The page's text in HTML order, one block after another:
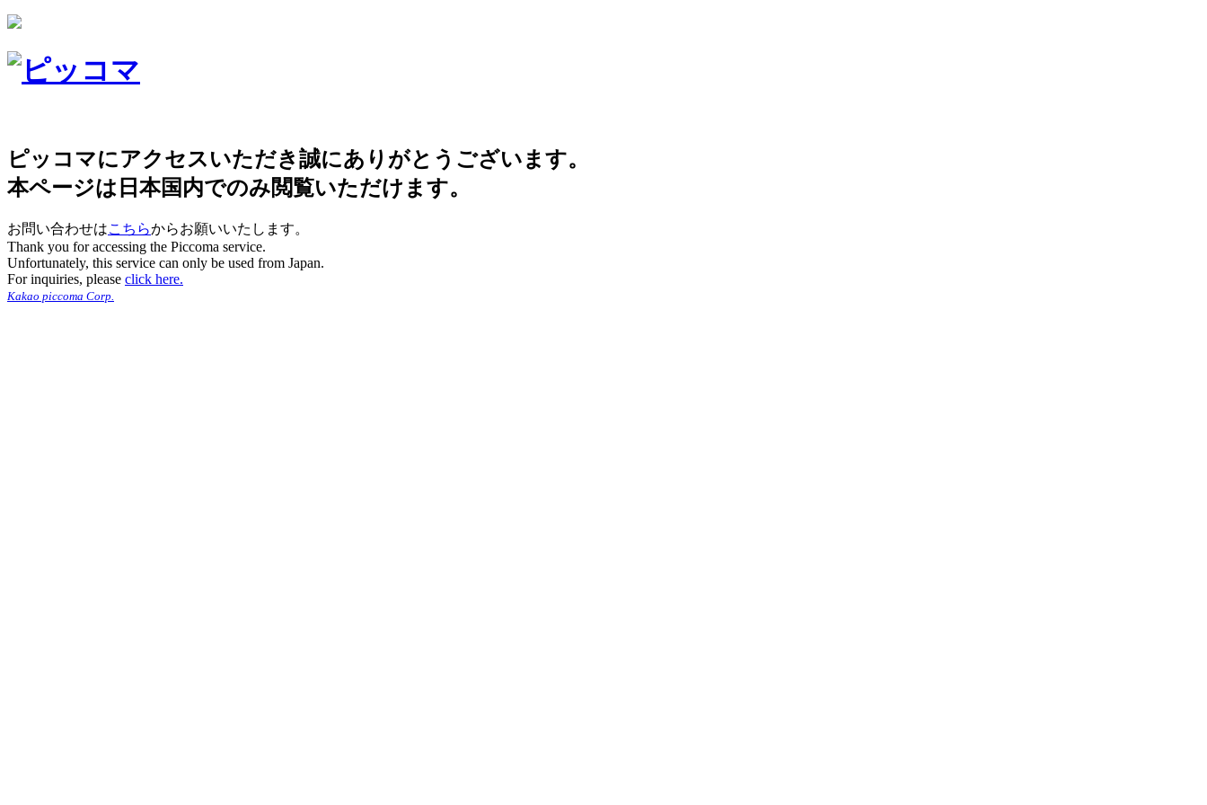
ピッコマにアクセスいただき誠にありがとうございます。
本ページは日本国内でのみ閲覧いただけます。
お問い合わせはこちらからお願いいたします。
Thank you for accessing the Piccoma service.
Unfortunately, this service can only be used from Japan.
For inquiries, please click here.
Kakao piccoma Corp.